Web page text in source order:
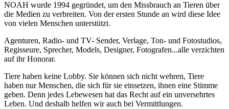
NOAH wurde 1994 gegründet, um den Missbrauch an Tieren über
die Medien zu verbreiten. Von der ersten Stunde an wird diese Idee
von vielen Menschen unterstützt.
Agenturen, Radio- und TV- Sender, Verlage, Ton- und Fotostudios,
Regisseure, Sprecher, Models, Designer, Fotografen...alle verzichten
auf ihr Honorar.
Tiere haben keine Lobby. Sie können sich nicht wehren, Tiere
haben nur Menschen, die sich für sie einsetzen, ihnen eine Stimme
geben. Denn jedes Lebewesen hat das Recht auf ein unversehrtes
Leben. Und deshalb helfen wir auch bei Vermittlungen.